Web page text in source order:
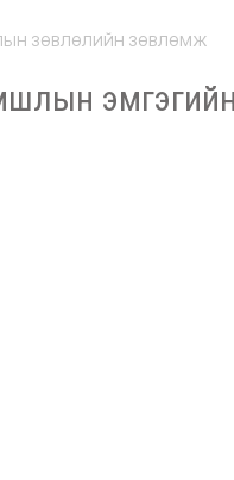
ЗӨВЛӨЛИЙН ЗӨВЛӨМЖ